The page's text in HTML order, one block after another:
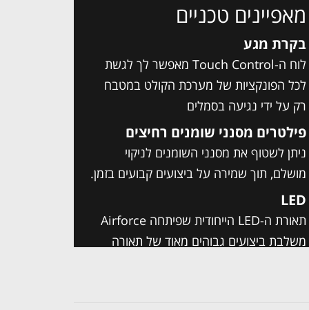
מאפיינים טכניים
בקרת מגע
לוח ה-Touch Control מאפשר לך לגשת
לכל הפונקציות של מערכת הקולט במטבח
רק על ידי נגיעה בסמלים
פילטרים מסנני שומנים רחיצים
ניתן לשטוף את מסנני השומנים לניקוי
מושלם, תוך שמירה על ביצועים קבועים בזמן.
LED
תאורת ה-LED הייחודית שפיתחה Airforce
משלבת ביצועים גבוהים מאוד של תאורה